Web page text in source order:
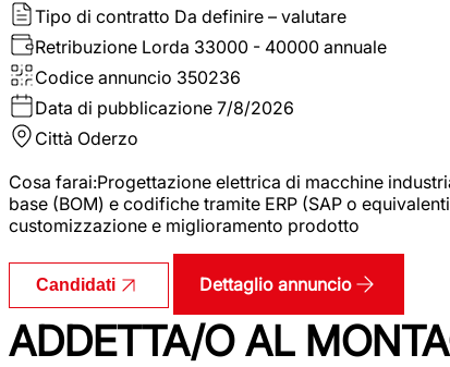
Tipo di contratto Da definire – valutare
Retribuzione Lorda 33000 - 40000 annuale
Codice annuncio 350236
Data di pubblicazione 7/8/2026
Città Oderzo
Cosa farai:Progettazione elettrica di macchine
base (BOM) e codifiche tramite ERP (SAP o
customizzazione e miglioramento prodotto
Candidati Dettaglio annuncio
ADDETTA/O AL